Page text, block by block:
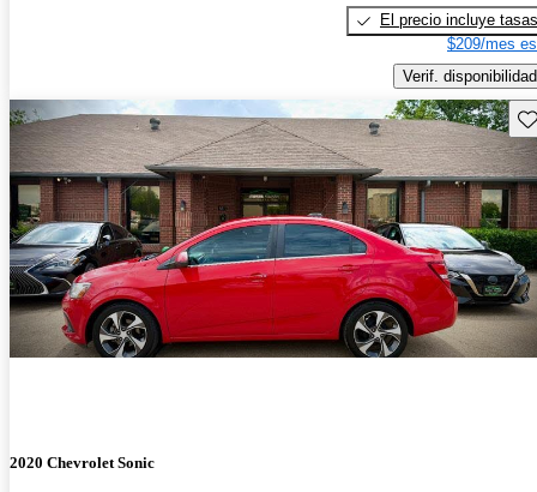
El precio incluye tasas
$209/mes
Verif. disponibilidad
2020 Chevrolet Sonic